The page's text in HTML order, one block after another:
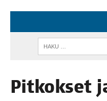
Pit­kok­set